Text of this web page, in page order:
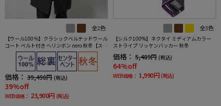
全2色
【ウール100％】クラシックベルテッドウール
コート ベルト付き ヘリンボン nero 秋冬【スリ
ムデザイン】
価格： 39,490円 (税込)
39%off
WEB価格： 23,900円 (税込)
全3色
【シルク100%】ネクタイ ミディアムカラー
ストライプ リッケンバッカー 秋冬
価格： 5,489円 (税込)
64%off
WEB価格： 1,990円 (税込)